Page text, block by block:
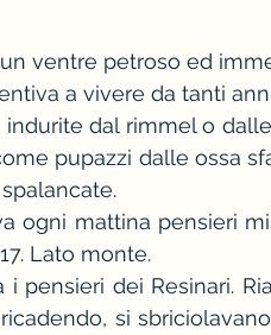
ventre petroso ed
a vivere da tanti
indurite dal rimmel o
pupazzi dalle ossa
ogni mattina pensieri
Lato monte.
i pensieri dei Resinari.
si